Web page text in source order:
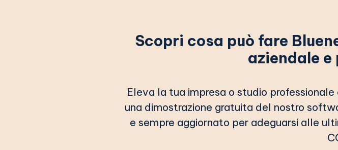
Scopri cosa può fare
aziendale
Eleva la tua impresa o studio
una dimostrazione gratuita del nostro
e sempre aggiornato per adeguarsi alle